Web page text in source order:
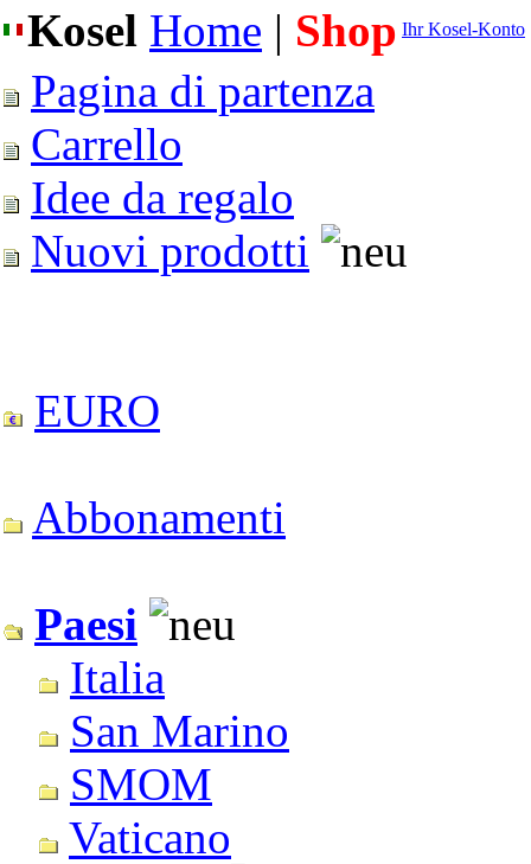
Kosel Home | Shop Ihr Kosel-Konto
Pagina di partenza
Carrello
Idee da regalo
Nuovi prodotti
EURO
Abbonamenti
Paesi
Italia
San Marino
SMOM
Vaticano